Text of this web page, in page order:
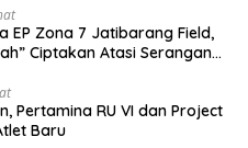
EP Zona 7 Jatibarang Field,
Ciptakan Atasi Serangan
Pertamina RU VI dan Project
Baru